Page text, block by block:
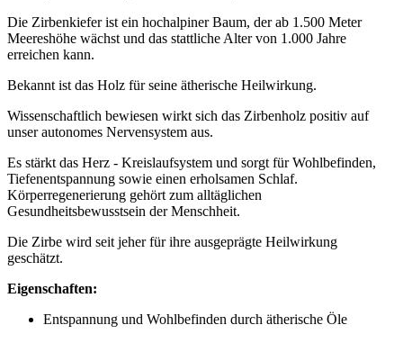
Die Zirbenkiefer ist ein hochalpiner Baum, der ab 1.500 Meter
Meereshöhe wächst und das stattliche Alter von 1.000 Jahre
erreichen kann.
Bekannt ist das Holz für seine ätherische Heilwirkung.
Wissenschaftlich bewiesen wirkt sich das Zirbenholz positiv auf
unser autonomes Nervensystem aus.
Es stärkt das Herz - Kreislaufsystem und sorgt für Wohlbefinden,
Tiefenentspannung sowie einen erholsamen Schlaf.
Körperregenerierung gehört zum alltäglichen
Gesundheitsbewusstsein der Menschheit.
Die Zirbe wird seit jeher für ihre ausgeprägte Heilwirkung
geschätzt.
Eigenschaften:
Entspannung und Wohlbefinden durch ätherische Öle